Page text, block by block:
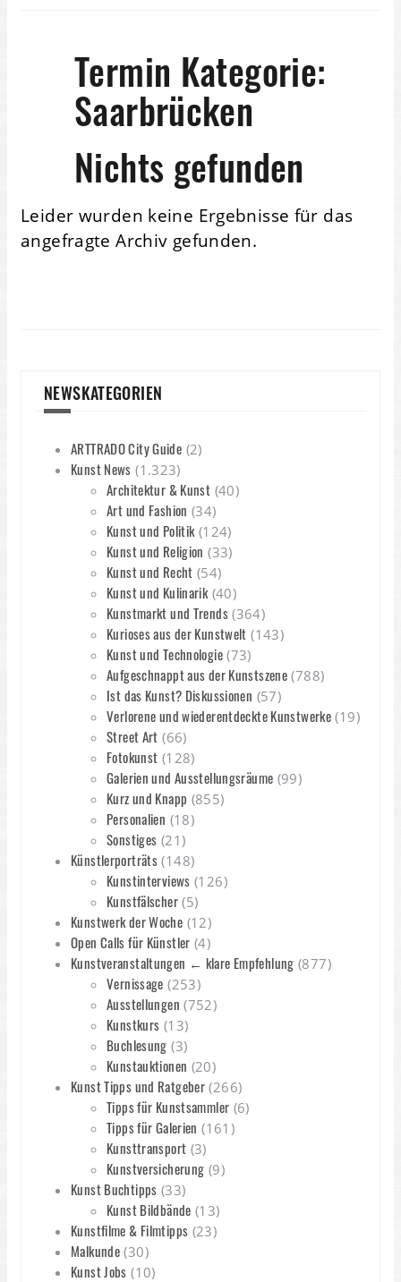
Termin Kategorie:
Saarbrücken
Nichts gefunden
Leider wurden keine Ergebnisse für das
angefragte Archiv gefunden.
NEWSKATEGORIEN
ARTTRADO City Guide (2)
Kunst News (1.323)
Architektur & Kunst (40)
Art und Fashion (34)
Kunst und Politik(124)
Kunst und Religion (33)
Kunst und Recht (54)
Kunst und Kulinarik(40)
Kunstmarkt und Trends(364)
Kurioses aus der Kunstwelt (143)
Kunst und Technologie(73)
Aufgeschnappt aus der Kunstszene (788)
Ist das Kunst? Diskussionen (57)
Verlorene und wiederentdeckte Kunstwerke (19)
Street Art (66)
Fotokunst (128)
Galerien und Ausstellungsräume (99)
Kurz und Knapp (855)
Personalien (18)
Sonstiges (21)
Künstlerporträts (148)
Kunstinterviews (126)
Kunstfälscher(5)
Kunstwerk der Woche (12)
Open Calls für Künstler (4)
Kunstveranstaltungen ← klare Empfehlung (877)
Vernissage (253)
Ausstellungen (752)
Kunstkurs (13)
Buchlesung (3)
Kunstauktionen (20)
Kunst Tipps und Ratgeber (266)
Tipps für Kunstsammler (6)
Tipps für Galerien (161)
Kunsttransport (3)
Kunstversicherung (9)
Kunst Buchtipps (33)
Kunst Bildbände (13)
Kunstfilme & Filmtipps (23)
Malkunde (30)
Kunst Jobs (10)